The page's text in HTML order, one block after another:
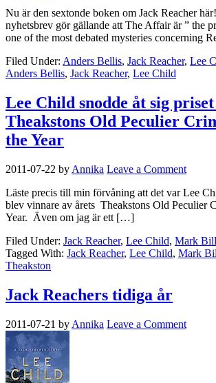
Nu är den sextonde boken om Jack Reacher
nyhetsbrev gör gällande att The Affair är ” the
one of the most debated mysteries concerning
Filed Under: Anders Bellis, Jack Reacher, Lee
Anders Bellis, Jack Reacher, Lee Child
Lee Child snodde åt sig
Theakstons Old Peculier
the Year
2011-07-22 by Annika Leave a Comment
Läste precis till min förvåning att det var Lee
blev vinnare av årets Theakstons Old Peculier
Year. Även om jag är ett […]
Filed Under: Jack Reacher, Lee Child, Mark
Tagged With: Jack Reacher, Lee Child, Mark
Theakston
Jack Reachers tidiga år
2011-07-21 by Annika Leave a Comment